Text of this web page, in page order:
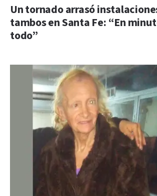
Un tornado arrasó
tambos en Santa Fe: “En
todo”